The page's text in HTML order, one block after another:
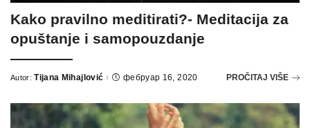
Kako pravilno meditirati?- Meditacija za
opuštanje i samopouzdanje
Autor: Tijana Mihajlović фебруар 16, 2020 PROČITAJ VIŠE